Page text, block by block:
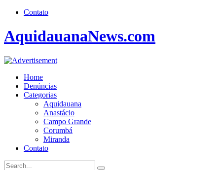
Contato
AquidauanaNews.com
Home
Denúncias
Categorias
Aquidauana
Anastácio
Campo Grande
Corumbá
Miranda
Contato